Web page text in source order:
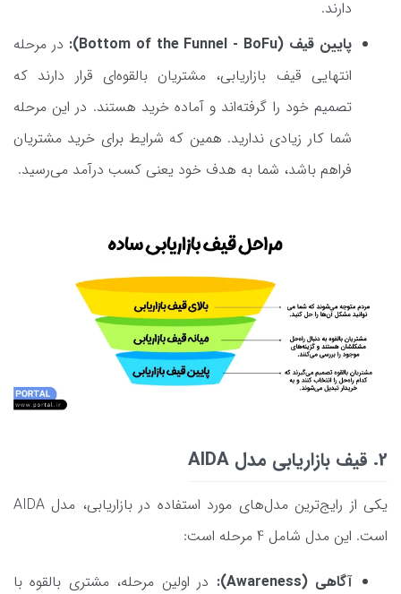
دارند.
پایین قیف (Bottom of the Funnel - BoFu):
در مرحله
انتهایی قیف بازاریابی، مشتریان بالقوه‌ای قرار دارند که
تصمیم خود را گرفته‌اند و آماده خرید هستند. در این مرحله
شما کار زیادی ندارید. همین که شرایط برای خرید مشتریان
فراهم باشد، شما به هدف خود یعنی کسب درآمد می‌رسید.
2. قیف بازاریابی مدل AIDA
یکی از رایج‌ترین مدل‌های مورد استفاده در بازاریابی، مدل AIDA
است. این مدل شامل 4 مرحله است:
آگاهی (Awareness):
در اولین مرحله، مشتری بالقوه با